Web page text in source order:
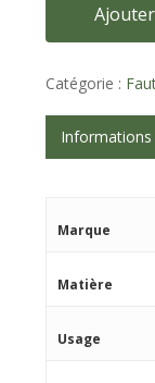
Catégorie :
Marque
Matière
Usage